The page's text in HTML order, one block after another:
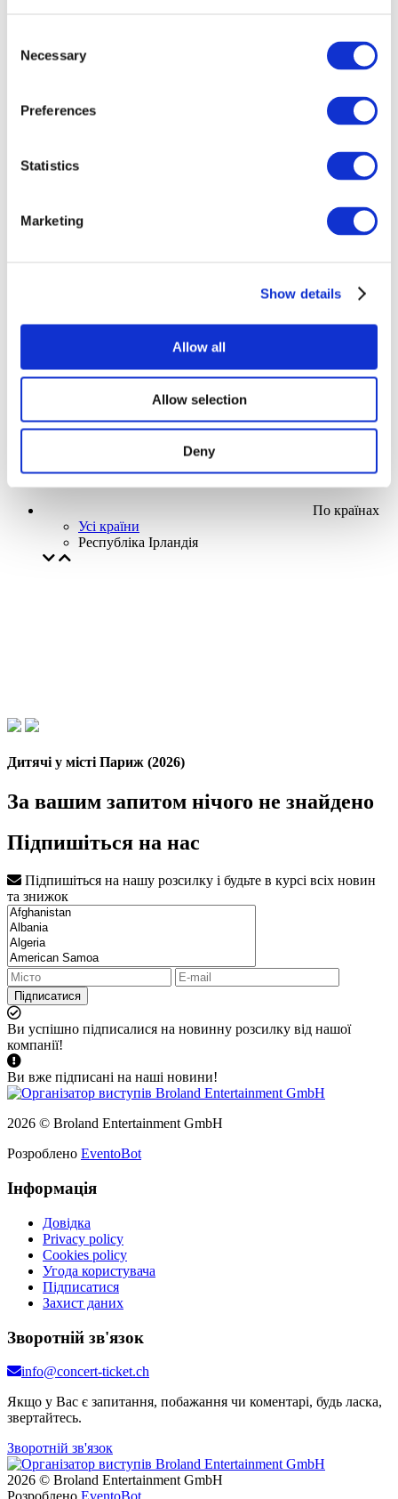
Selection
Necessary
Preferences
Statistics
Marketing
Show details
Allow all
Allow selection
Deny
Заходи
Наша спецпропозиція
Без піджанру
По країнах
Усі країни
Республіка Ірландія
Дитячі у місті Париж (2026)
За вашим запитом нічого не знайдено
Підпишіться на нас
Підпишіться на нашу розсилку і будьте в курсі всіх новин
та знижок
Підписатися
Ви успішно підписалися на новинну розсилку від нашої
компанії!
Ви вже підписані на наші новини!
2026 © Broland Entertainment GmbH
Розроблено EventoBot
Інформація
Довідка
Privacy policy
Cookies policy
Угода користувача
Підписатися
Захист даних
Зворотній зв'язок
info@concert-ticket.ch
Якщо у Вас є запитання, побажання чи коментарі, будь ласка,
звертайтесь.
Зворотній зв'язок
2026 © Broland Entertainment GmbH